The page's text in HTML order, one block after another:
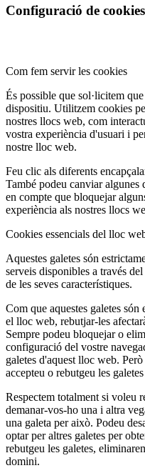
Configuració de
Com fem servir les cookies
És possible que sol·licitem
dispositiu. Utilitzem cookies
nostres llocs web, com
vostra experiència d'usuari i
nostre lloc web.
Feu clic als diferents
També podeu canviar algunes
en compte que bloquejar
experiència als nostres llocs
Cookies essencials del lloc
Aquestes galetes són
serveis disponibles a través
de les seves característiques.
Com que aquestes galetes
el lloc web, rebutjar-les
Sempre podeu bloquejar o
configuració del vostre
galetes d'aquest lloc web.
accepteu o rebutgeu les
Respectem totalment si voleu
demanar-vos-ho una i altra
una galeta per això. Podeu
optar per altres galetes per
rebutgeu les galetes,
domini.